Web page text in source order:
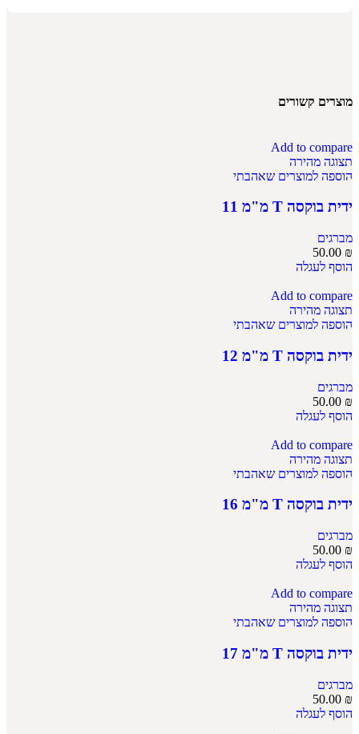
מוצרים קשורים
Add to compare
תצוגה מהירה
הוספה למוצרים שאהבתי
ידית בוקסה T מ"מ 11
מברגים
50.00 ₪
הוסף לעגלה
Add to compare
תצוגה מהירה
הוספה למוצרים שאהבתי
ידית בוקסה T מ"מ 12
מברגים
50.00 ₪
הוסף לעגלה
Add to compare
תצוגה מהירה
הוספה למוצרים שאהבתי
ידית בוקסה T מ"מ 16
מברגים
50.00 ₪
הוסף לעגלה
Add to compare
תצוגה מהירה
הוספה למוצרים שאהבתי
ידית בוקסה T מ"מ 17
מברגים
50.00 ₪
הוסף לעגלה